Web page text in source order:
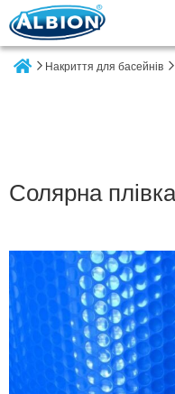
Накриття для басейнів
Солярна
Перейти
до
кінця
галереї
зображень